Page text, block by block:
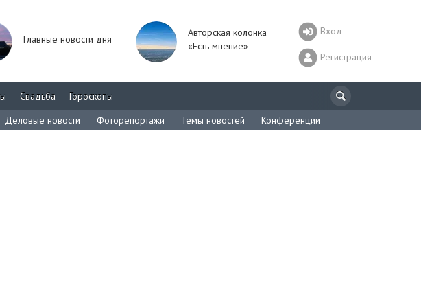
Главные новости дня
Авторская колонка
«Есть мнение»
Вход
Регистрация
Свадьба
Гороскопы
Деловые новости Фоторепортажи Темы новостей Конференции